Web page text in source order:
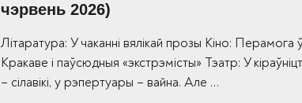
чэрвень 2026)
Літаратура: У чаканні вялікай прозы Кіно: Перамога
Кракаве і паўсюдныя «экстрэмісты» Тэатр: У
– сілавікі, у рэпертуары – вайна. Але …